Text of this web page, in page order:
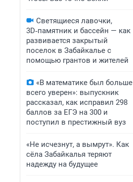
Светящиеся лавочки,
3D‑памятник и бассейн — как
развивается закрытый
поселок в Забайкалье с
помощью грантов и жителей
«В математике был больше
всего уверен»: выпускник
рассказал, как исправил 298
баллов за ЕГЭ на 300 и
поступил в престижный вуз
«Не исчезнут, а вымрут». Как
сёла Забайкалья теряют
надежду на будущее